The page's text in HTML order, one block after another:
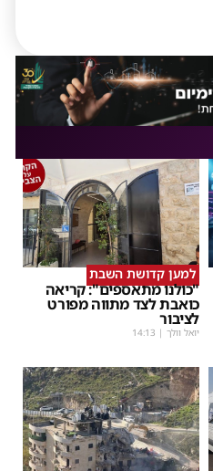
למען קדושת השבת
"כולנו מתאספים": קריאה
כואבת לצד מתווה מפורט
לציבור
יואל וולך |
14:13